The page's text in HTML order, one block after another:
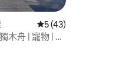
從 43 則評價中獲
5 (43)
木舟 | 寵物 | 營